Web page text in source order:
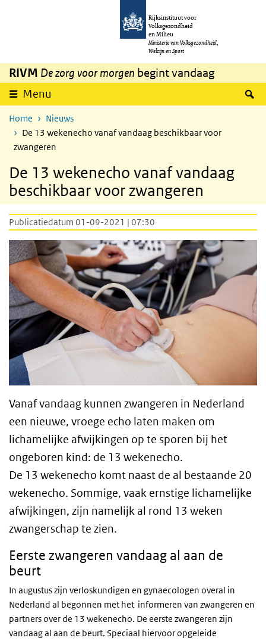
Overslaan en naar de inhoud gaan
Rijksinstituut voor
Volksgezondheid
en Milieu
Ministerie van Volksgezondheid,
Welzijn en Sport
RIVM De zorg voor morgen begint vandaag
Menu
Home
Nieuws
De 13 wekenecho vanaf vandaag beschikbaar voor
zwangeren
De 13 wekenecho vanaf vandaag
beschikbaar voor zwangeren
Publicatiedatum 01-09-2021 | 07:30
Vanaf vandaag kunnen zwangeren in Nederland
een nieuwe, vroege echo laten maken om
lichamelijke afwijkingen op te sporen bij het
ongeboren kind: de 13 wekenecho.
De 13 wekenecho komt naast de al bestaande 20
wekenecho. Sommige, vaak ernstige lichamelijke
afwijkingen, zijn namelijk al rond 13 weken
zwangerschap te zien.
Eerste zwangeren vandaag al aan de
beurt
In augustus zijn verloskundigen en gynaecologen overal in
Nederland al begonnen met het informeren van zwangeren en
partners over de 13 wekenecho. De eerste zwangeren zijn
vandaag al aan de beurt. Speciaal hiervoor opgeleide